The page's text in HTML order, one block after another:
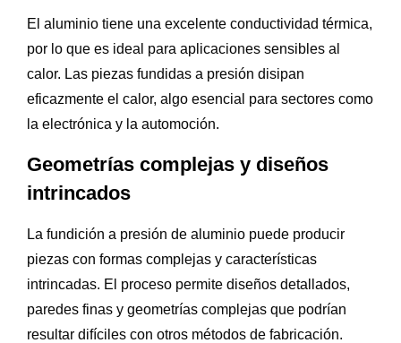
El aluminio tiene una excelente conductividad térmica,
por lo que es ideal para aplicaciones sensibles al
calor. Las piezas fundidas a presión disipan
eficazmente el calor, algo esencial para sectores como
la electrónica y la automoción.
Geometrías complejas y diseños
intrincados
La fundición a presión de aluminio puede producir
piezas con formas complejas y características
intrincadas. El proceso permite diseños detallados,
paredes finas y geometrías complejas que podrían
resultar difíciles con otros métodos de fabricación.